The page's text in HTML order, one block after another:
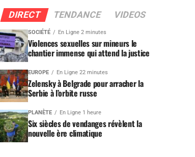
DIRECT TENDANCE VIDEOS
SOCIÉTÉ En Ligne 2 minutes
Violences sexuelles sur mineurs le
chantier immense qui attend la justice
EUROPE En Ligne 22 minutes
Zelensky à Belgrade pour arracher la
Serbie à l’orbite russe
PLANÈTE En Ligne 1 heure
Six siècles de vendanges révèlent la
nouvelle ère climatique